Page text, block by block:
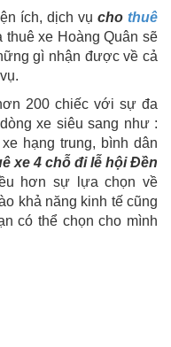
ích, dịch vụ chothuê
thuê xe Hoàng Quân sẽ
gì nhận được về cả
200 chiếc với sự đa
xe siêu sang như :
hạng trung, bình dân
xe 4 chỗ đi lễ hội Đền
hơn sự lựa chọn về
khả năng kinh tế cũng
có thể chọn cho mình